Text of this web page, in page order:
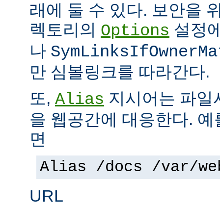
래에 둘 수 있다. 보안을
렉토리의 Options 설정
나
만 심볼링크를 따라간다.
또, Alias 지시어는 파일
을 웹공간에 대응한다.
면
Alias /docs /var/
URL